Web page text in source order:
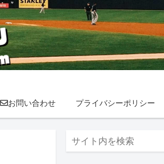
お問い合わせ プライバシーポリシー